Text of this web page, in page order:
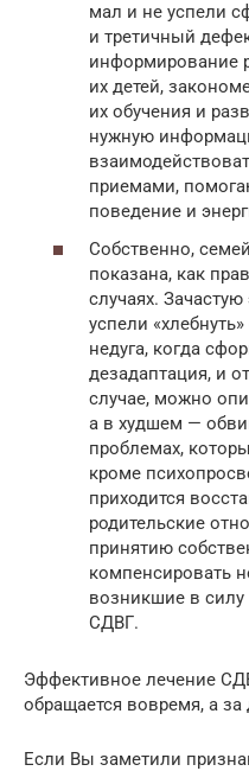
мал и не успели
и третичный
информирование
их детей,
их обучения и
нужную
приемами,
поведение и
Собственно,
показана, как
случаях.
успели
недуга, когда
дезадаптация, и
случае, можно
а в худшем —
проблемах,
кроме
приходится
родительские
принятию
компенсировать
возникшие в силу
СДВГ.
Эффективное лечение
обращается вовремя, а
Если Вы заметили